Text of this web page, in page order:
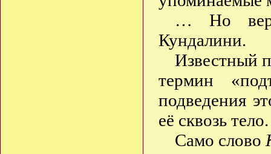
… Но
Кундалини.
Известный
термин
подведения
её сквозь тело.
Само слово